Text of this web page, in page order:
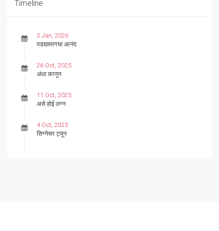
Timeline
3 Jan, 2026
पडद्यामागचा आनंद
26 Oct, 2025
अंधा कानून
11 Oct, 2025
असे होई लग्न
4 Oct, 2025
सिग्नेचर ट्यून